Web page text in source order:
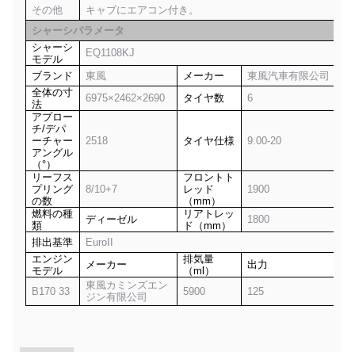
その他
キャブにエアコン付き。
シャーシパラメータ
シャーシ
モデル
EQ1108KJ
ブランド
東風 メーカー
東風汽車有限公司
全体の寸
法
6975×2462×2690 タイヤ数
6
アプロー
チ/デパ
ーチャー
アングル
（°）
2518 タイヤ仕様 9.00-20
リーフス
プリング
の数
8/10+7
フロントト
レッド
（mm）
1900
燃料の種
類
ディーゼル
リアトレッ
ド（mm）
1800
排出基準
EuroII
エンジン
モデル
メーカー
排気量
（ml）
出力
B170 33
東風カミンズエン
ジン有限公司
5900 125